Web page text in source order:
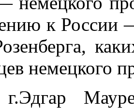
к России
немецкого